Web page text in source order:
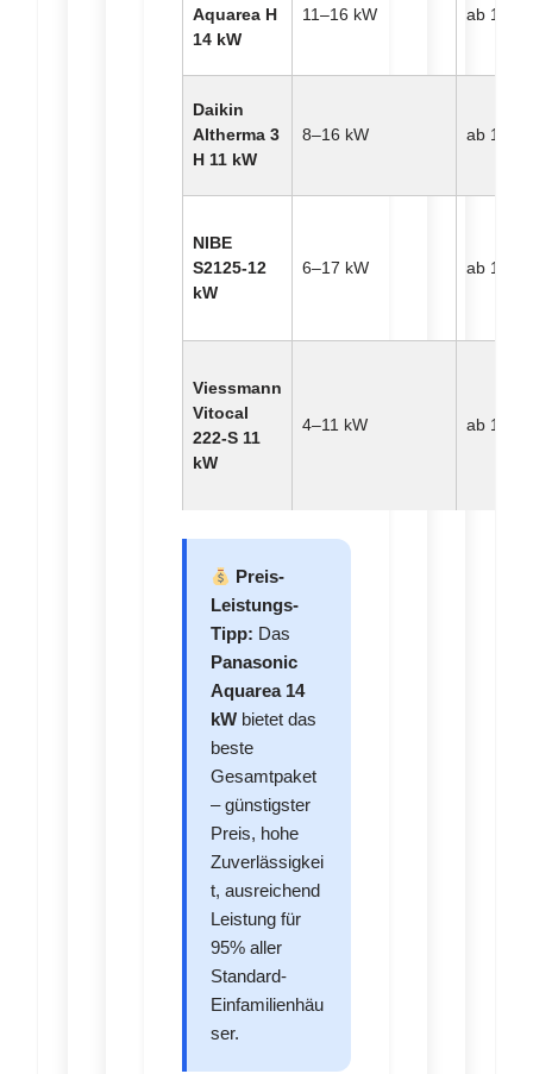
Aquarea H
14 kW
11–16 kW ab
Daikin
Altherma 3
H 11 kW
8–16 kW ab
NIBE
S2125-12
kW
6–17 kW ab
Viessmann
Vitocal
222-S 11
kW
4–11 kW ab
Preis-
Leistungs-
Tipp: Das
Panasonic
Aquarea 14
kW bietet das
beste
Gesamtpaket
– günstigster
Preis, hohe
Zuverlässigkei
t, ausreichend
Leistung für
95% aller
Standard-
Einfamilienhäu
ser.